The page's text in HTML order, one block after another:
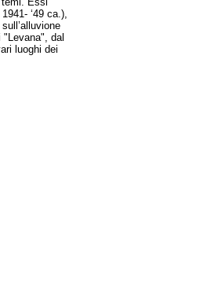
‘49 ca.),
dal
luoghi dei